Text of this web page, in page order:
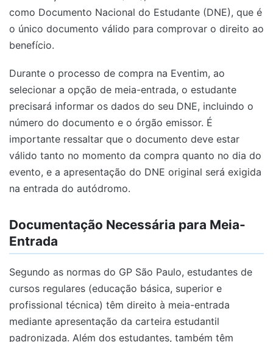
como Documento Nacional do Estudante (DNE), que é
o único documento válido para comprovar o direito ao
benefício.
Durante o processo de compra na Eventim, ao
selecionar a opção de meia-entrada, o estudante
precisará informar os dados do seu DNE, incluindo o
número do documento e o órgão emissor. É
importante ressaltar que o documento deve estar
válido tanto no momento da compra quanto no dia do
evento, e a apresentação do DNE original será exigida
na entrada do autódromo.
Documentação Necessária para Meia-
Entrada
Segundo as normas do GP São Paulo, estudantes de
cursos regulares (educação básica, superior e
profissional técnica) têm direito à meia-entrada
mediante apresentação da carteira estudantil
padronizada. Além dos estudantes, também têm